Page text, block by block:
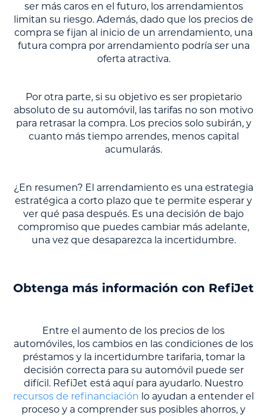
ser más caros en el futuro, los arrendamientos
limitan su riesgo. Además, dado que los precios de
compra se fijan al inicio de un arrendamiento, una
futura compra por arrendamiento podría ser una
oferta atractiva.
Por otra parte, si su objetivo es ser propietario
absoluto de su automóvil, las tarifas no son motivo
para retrasar la compra. Los precios solo subirán, y
cuanto más tiempo arrendes, menos capital
acumularás.
¿En resumen? El arrendamiento es una estrategia
estratégica a corto plazo que te permite esperar y
ver qué pasa después. Es una decisión de bajo
compromiso que puedes cambiar más adelante,
una vez que desaparezca la incertidumbre.
Obtenga más información con RefiJet
Entre el aumento de los precios de los
automóviles, los cambios en las condiciones de los
préstamos y la incertidumbre tarifaria, tomar la
decisión correcta para su automóvil puede ser
difícil. RefiJet está aquí para ayudarlo. Nuestro
recursos de refinanciación lo ayudan a entender el
proceso y a comprender sus posibles ahorros, y